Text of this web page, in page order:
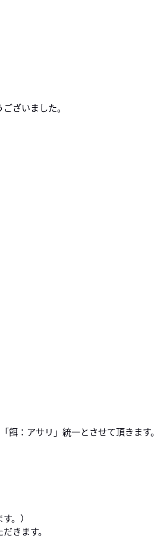
ざいました。
：アサリ」統一とさせて頂きます。
。）
きます。